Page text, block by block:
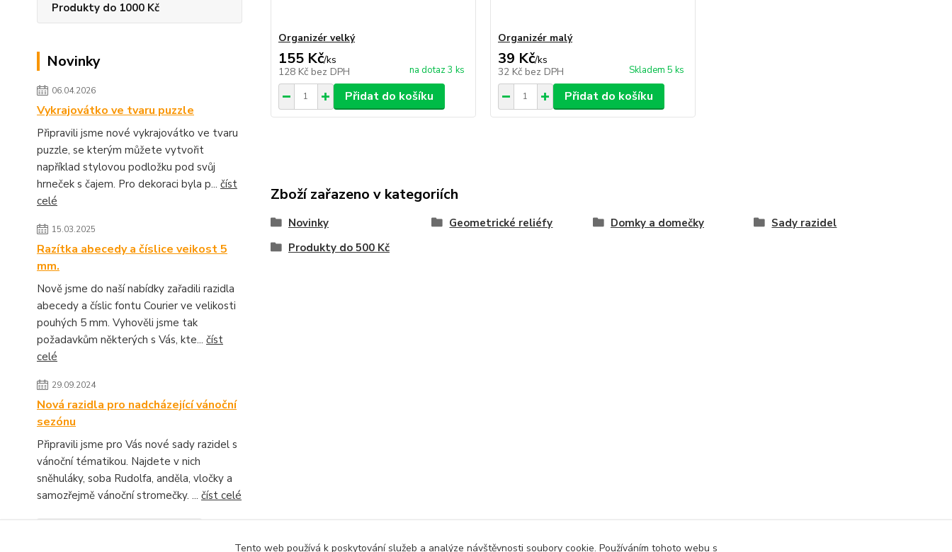
Produkty do 1000 Kč
Novinky
06.04.2026
Vykrajovátko ve tvaru puzzle
Připravili jsme nové vykrajovátko ve tvaru
puzzle, se kterým můžete vytvořit
například stylovou podložku pod svůj
hrneček s čajem. Pro dekoraci byla p... číst
celé
15.03.2025
Razítka abecedy a číslice veikost 5
mm.
Nově jsme do naší nabídky zařadili razidla
abecedy a číslic fontu Courier ve velikosti
pouhých 5 mm. Vyhověli jsme tak
požadavkům některých s Vás, kte... číst
celé
29.09.2024
Nová razidla pro nadcházející vánoční
sezónu
Připravili jsme pro Vás nové sady razidel s
vánoční tématikou. Najdete v nich
sněhuláky, soba Rudolfa, anděla, vločky a
samozřejmě vánoční stromečky. ... číst celé
Organizér velký
155 Kč/ks
128 Kč bez DPH na dotaz 3 ks
Přidat do košíku
Organizér malý
39 Kč/ks
32 Kč bez DPH Skladem 5 ks
Přidat do košíku
Zboží zařazeno v kategoriích
Novinky Geometrické reliéfy Domky a domečky
Sady razidel
Produkty do 500 Kč
Tento web používá k poskytování služeb a analýze návštěvnosti soubory cookie. Používáním tohoto webu s